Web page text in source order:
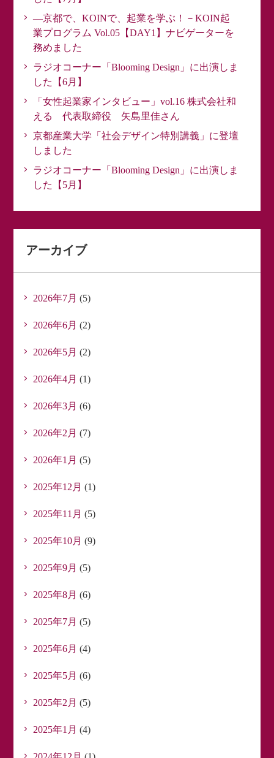
―京都で、KOINで、起業を学ぶ！－KOIN起
業プログラム Vol.05【DAY1】ナビゲーターを
務めました
ラジオコーナー「Blooming Design」に出演しま
した【6月】
「女性起業家インタビュー」vol.16 株式会社和
える 代表取締役 矢島里佳さん
京都産業大学「社会デザイン特別講義」に登壇
しました
ラジオコーナー「Blooming Design」に出演しま
した【5月】
アーカイブ
2026年7月 (5)
2026年6月 (2)
2026年5月 (2)
2026年4月 (1)
2026年3月 (6)
2026年2月 (7)
2026年1月 (5)
2025年12月 (1)
2025年11月 (5)
2025年10月 (9)
2025年9月 (5)
2025年8月 (6)
2025年7月 (5)
2025年6月 (4)
2025年5月 (6)
2025年2月 (5)
2025年1月 (4)